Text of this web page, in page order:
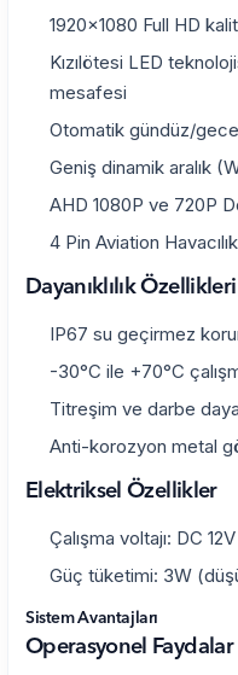
1920x1080 Full HD
Kızılötesi LED
mesafesi
Otomatik gündüz/
Geniş dinamik aralık
AHD 1080P ve 720P
4 Pin Aviation
Dayanıklılık Özellikleri
IP67 su geçirmez
-30°C ile +70°C
Titreşim ve darbe
Anti-korozyon metal
Elektriksel Özellikler
Çalışma voltajı: DC 12V
Güç tüketimi: 3W
Sistem Avantajları
Operasyonel Faydalar